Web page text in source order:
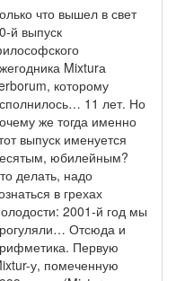
что вышел в свет
й выпуск
Mixturа
которому
11 лет. Но
же тогда именно
выпуск именуется
юбилейным?
делать, надо
в грехах
2001-й год мы
Отсюда и
Первую
у, помеченную